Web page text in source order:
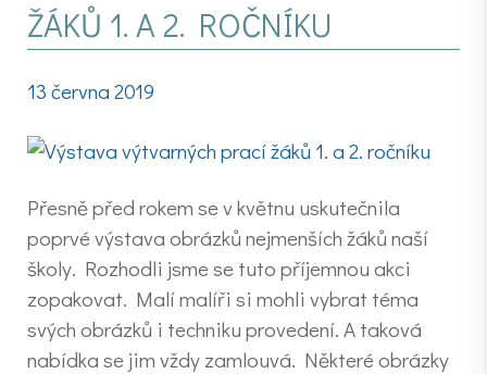
ŽÁKŮ 1. A 2. ROČNÍKU
13 června 2019
Přesně před rokem se v květnu uskutečnila
poprvé výstava obrázků nejmenších žáků naší
školy. Rozhodli jsme se tuto příjemnou akci
zopakovat. Malí malíři si mohli vybrat téma
svých obrázků i techniku provedení. A taková
nabídka se jim vždy zamlouvá. Některé obrázky